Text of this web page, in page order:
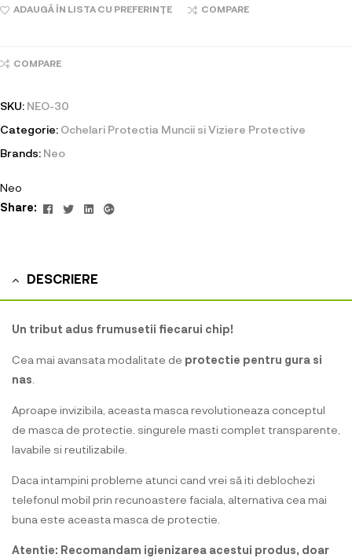
ADAUGĂ ÎN LISTA CU PREFERINȚE COMPARE
COMPARE
SKU: NEO-30
Categorie: Ochelari Protectia Muncii si Viziere Protective
Brands: Neo
Neo
Share:
Facebook
TwitterLinkedin
Google+
DESCRIERE
Un tribut adus frumusetii fiecarui chip!
Cea mai avansata modalitate de protectie pentru gura si
nas
Aproape invizibila, aceasta masca revolutioneaza conceptul
de masca de protectie. singurele masti complet transparente,
lavabile si reutilizabile.
Daca intampini probleme atunci cand vrei să iti deblochezi
telefonul mobil prin recunoastere faciala, alternativa cea mai
buna este aceasta masca de protectie.
Atentie: Recomandam igienizarea acestui produs, doar